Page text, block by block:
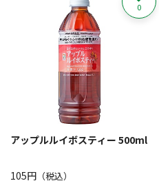
アップルルイボスティー 500ml
105円 （税込）
0